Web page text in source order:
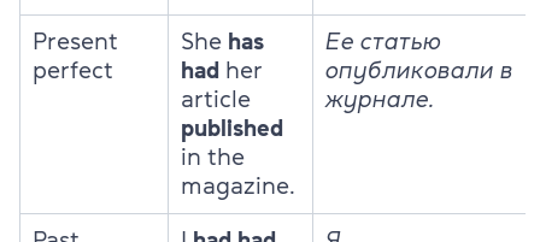
Present
perfect
She has
had her
article
published
in the
magazine.
Ее статью
опубликовали в
журнале.